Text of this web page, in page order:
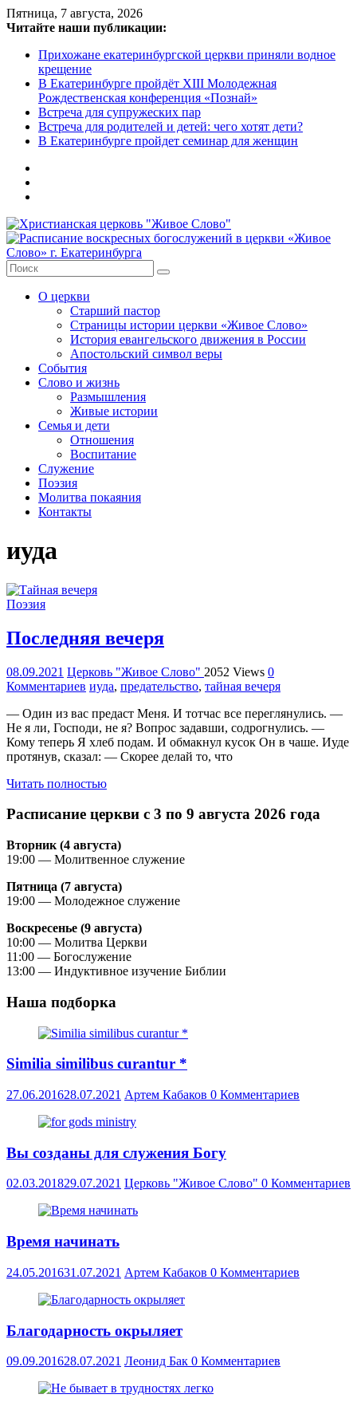
Skip
to
Пятница, 7 августа, 2026
Читайте наши публикации:
Прихожане екатеринбургской церкви приняли водное
крещение
В Екатеринбурге пройдёт XIII Молодежная
Рождественская конференция «Познай»
Встреча для супружеских пар
Встреча для родителей и детей: чего хотят дети?
В Екатеринбурге пройдет семинар для женщин
Христианская
церковь
"Живое
Слово"
религиозная
организация
Библейская
веры
евангельской
Слово"
Екатеринбурга
О церкви
Старший пастор
Страницы истории церкви «Живое Слово»
История евангельского движения в России
Апостольский символ веры
События
Слово и жизнь
Размышления
Живые истории
Семья и дети
Отношения
Воспитание
Служение
Поэзия
Молитва покаяния
Контакты
иуда
Поэзия
Последняя вечеря
08.09.2021 Церковь "Живое Слово" 2052 Views 0
Комментариев иуда, предательство, тайная вечеря
— Один из вас предаст Меня. И тотчас все переглянулись. —
Не я ли, Господи, не я? Вопрос задавши, содрогнулись. —
Кому теперь Я хлеб подам. И обмакнул кусок Он в чаше. Иуде
протянув, сказал: — Скорее делай то, что
Читать полностью
Расписание церкви с 3 по 9 августа 2026 года
Вторник (4 августа)
19:00 — Молитвенное служение
Пятница (7 августа)
19:00 — Молодежное служение
Воскресенье (9 августа)
10:00 — Молитва Церкви
11:00 — Богослужение
13:00 — Индуктивное изучение Библии
Наша подборка
Similia similibus curantur *
27.06.201628.07.2021 Артем Кабаков 0 Комментариев
Вы созданы для служения Богу
02.03.201829.07.2021 Церковь "Живое Слово" 0 Комментариев
Время начинать
24.05.201631.07.2021 Артем Кабаков 0 Комментариев
Благодарность окрыляет
09.09.201628.07.2021 Леонид Бак 0 Комментариев